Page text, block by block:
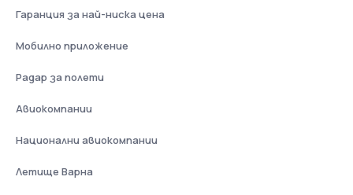
Гаранция за най-ниска цена
Мобилно приложение
Радар за полети
Авиокомпании
Национални авиокомпании
Летище Варна